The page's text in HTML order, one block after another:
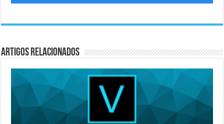
Artigos Relacionados